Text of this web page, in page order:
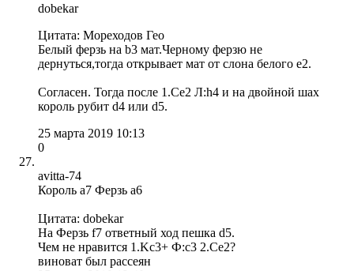
dobekar
Цитата: Мореходов Гео
Белый ферзь на b3 мат.Черному ферзю не
дернуться,тогда открывает мат от слона белого e2.
Согласен. Тогда после 1.Се2 Л:h4 и на двойной шах
король рубит d4 или d5.
25 марта 2019 10:13
0
avitta-74
Король а7 Ферзь а6
Цитата: dobekar
На Ферзь f7 ответный ход пешка d5.
Чем не нравится 1.Kc3+ Ф:с3 2.Се2?
виноват был рассеян